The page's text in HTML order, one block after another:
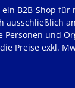
ein B2B-Shop für
ausschließlich
Personen und
Preise exkl.